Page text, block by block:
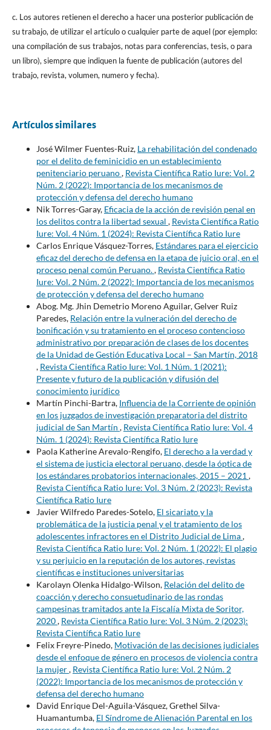
c. Los autores retienen el derecho a hacer una posterior publicación de
su trabajo, de utilizar el artículo o cualquier parte de aquel (por ejemplo:
una compilación de sus trabajos, notas para conferencias, tesis, o para
un libro), siempre que indiquen la fuente de publicación (autores del
trabajo, revista, volumen, numero y fecha).
Artículos similares
José Wilmer Fuentes-Ruiz, La rehabilitación del condenado
por el delito de feminicidio en un establecimiento
penitenciario peruano, Revista Científica Ratio Iure: Vol. 2
Núm. 2 (2022): Importancia de los mecanismos de
protección y defensa del derecho humano
Nik Torres-Garay, Eficacia de la acción de revisión penal en
los delitos contra la libertad sexual , Revista Científica Ratio
Iure: Vol. 4 Núm. 1 (2024): Revista Científica Ratio Iure
Carlos Enrique Vásquez-Torres, Estándares para el ejercicio
eficaz del derecho de defensa en la etapa de juicio oral, en el
proceso penal común Peruano., Revista Científica Ratio
Iure: Vol. 2 Núm. 2 (2022): Importancia de los mecanismos
de protección y defensa del derecho humano
Abog. Mg. Jhin Demetrio Moreno Aguilar, Gelver Ruiz
Paredes, Relación entre la vulneración del derecho de
bonificación y su tratamiento en el proceso contencioso
administrativo por preparación de clases de los docentes
de la Unidad de Gestión Educativa Local – San Martín, 2018
, Revista Científica Ratio Iure: Vol. 1 Núm. 1 (2021):
Presente y futuro de la publicación y difusión del
conocimiento jurídico
Martín Pinchi-Bartra, Influencia de la Corriente de opinión
en los juzgados de investigación preparatoria del distrito
judicial de San Martín , Revista Científica Ratio Iure: Vol. 4
Núm. 1 (2024): Revista Científica Ratio Iure
Paola Katherine Arevalo-Rengifo, El derecho a la verdad y
el sistema de justicia electoral peruano, desde la óptica de
los estándares probatorios internacionales, 2015 – 2021 ,
Revista Científica Ratio Iure: Vol. 3 Núm. 2 (2023): Revista
Científica Ratio Iure
Javier Wilfredo Paredes-Sotelo, El sicariato y la
problemática de la justicia penal y el tratamiento de los
adolescentes infractores en el Distrito Judicial de Lima,
Revista Científica Ratio Iure: Vol. 2 Núm. 1 (2022): El plagio
y su perjuicio en la reputación de los autores, revistas
científicas e instituciones universitarias
Karolayn Olenka Hidalgo-Wilson, Relación del delito de
coacción y derecho consuetudinario de las rondas
campesinas tramitados ante la Fiscalía Mixta de Soritor,
2020, Revista Científica Ratio Iure: Vol. 3 Núm. 2 (2023):
Revista Científica Ratio Iure
Felix Freyre-Pinedo, Motivación de las decisiones judiciales
desde el enfoque de género en procesos de violencia contra
la mujer, Revista Científica Ratio Iure: Vol. 2 Núm. 2
(2022): Importancia de los mecanismos de protección y
defensa del derecho humano
David Enrique Del-Aguila-Vásquez, Grethel Silva-
Huamantumba, El Síndrome de Alienación Parental en los